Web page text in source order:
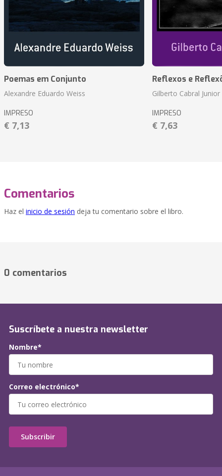
Poemas em Conjunto
Alexandre Eduardo Weiss
IMPRESO
€ 7,13
Reflexos e
Gilberto Cabral Junior
IMPRESO
€ 7,63
Comentarios
Haz el inicio de sesión deja tu comentario sobre el libro.
0 comentarios
Suscríbete a nuestra newsletter
Nombre*
Correo electrónico*
Subscribir